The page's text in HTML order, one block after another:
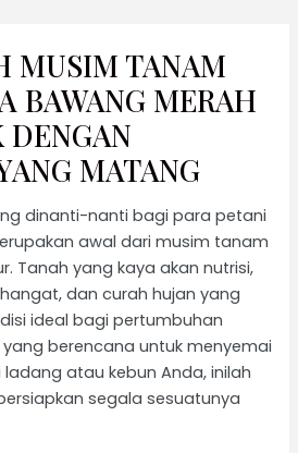
MUSIM TANAM
BAWANG MERAH
DENGAN
MATANG
dinanti-nanti bagi para petani
awal dari musim tanam
Tanah yang kaya akan nutrisi,
dan curah hujan yang
ideal bagi pertumbuhan
berencana untuk menyemai
atau kebun Anda, inilah
segala sesuatunya